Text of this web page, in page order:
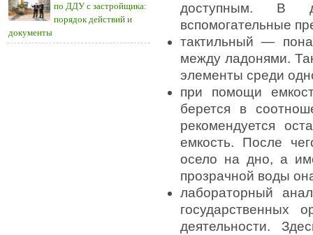
по ДДУ с застройщика:
порядок действий и
документы
доступным. В
вспомогательные
тактильный —
между ладонями.
элементы среди
при помощи
берется в
рекомендуется
емкость. После
осело на дно, а
прозрачной воды
лабораторный
государственных
деятельности.